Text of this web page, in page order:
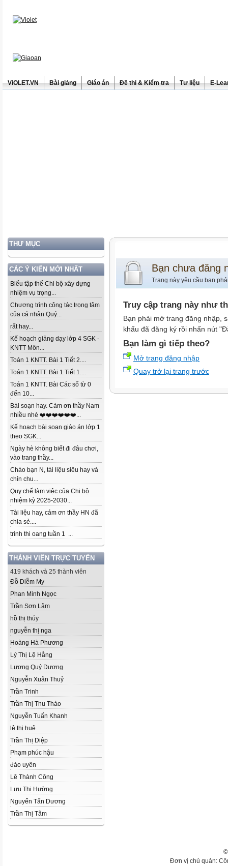
ViOLET.VN Bài giảng Giáo án Đề thi & Kiểm tra Tư liệu E-
THƯ MỤC
CÁC Ý KIẾN MỚI NHẤT
Biểu tập thể Chi bộ xây dựng
nhiệm vụ trọng...
Chương trình công tác trọng tâm
của cá nhân Quý...
rất hay...
Kế hoạch giảng dạy lớp 4 SGK -
KNTT Môn...
Toán 1 KNTT. Bài 1 Tiết 2....
Toán 1 KNTT. Bài 1 Tiết 1....
Toán 1 KNTT. Bài Các số từ 0
đến 10...
Bài soạn hay. Cảm ơn thầy Nam
nhiều nhé ❤️❤️❤️❤️❤️❤️...
Kế hoạch bài soạn giáo án lớp 1
theo SGK...
Ngày hè không biết đi đâu chơi,
vào trang thầy...
Chào bạn N, tài liệu siêu hay và
chỉn chu...
Quy chế làm việc của Chi bộ
nhiệm kỳ 2025-2030...
Tài liệu hay, cảm ơn thầy HN đã
chia sẻ....
trinh thi oang tuần 1 ...
THÀNH VIÊN TRỰC TUYẾN
419 khách và 25 thành viên
Đỗ Diễm My
Phan Minh Ngọc
Trần Sơn Lâm
hồ thị thúy
nguyễn thị nga
Hoàng Hà Phương
Lý Thị Lệ Hằng
Lương Quý Dương
Nguyễn Xuân Thuỷ
Trần Trinh
Trần Thị Thu Thảo
Nguyễn Tuấn Khanh
lê thị huê
Trần Thị Diệp
Phạm phúc hậu
đào uyên
Lê Thành Công
Lưu Thị Hường
Nguyển Tấn Dương
Trần Thị Tâm
Bạn chưa đăng
Trang này yêu cầu bạn
Truy cập trang này như
Bạn phải mở trang đăng nhập,
khẩu đã đăng ký rồi nhấn nút
Bạn làm gì tiếp theo?
Mở trang đăng nhập
Quay trở lại trang trước
Đơn vị chủ quản: